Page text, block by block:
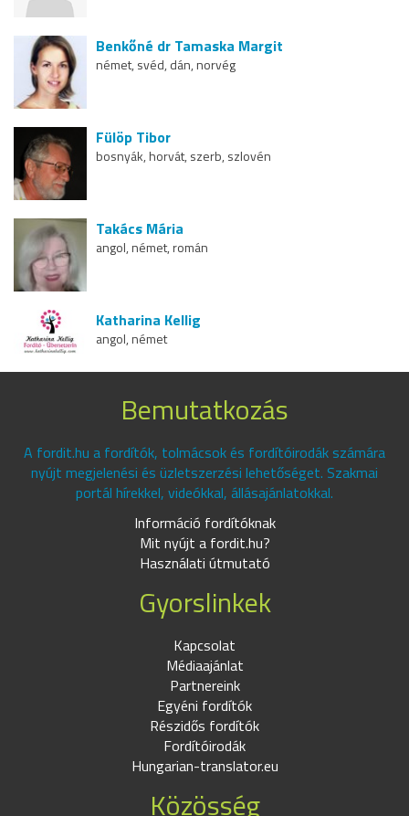
Benkőné dr Tamaska Margit
német, svéd, dán, norvég
Fülöp Tibor
bosnyák, horvát, szerb, szlovén
Takács Mária
angol, német, román
Katharina Kellig
angol, német
Bemutatkozás
A fordit.hu a fordítók, tolmácsok és fordítóirodák számára
nyújt megjelenési és üzletszerzési lehetőséget. Szakmai
portál hírekkel, videókkal, állásajánlatokkal.
Információ fordítóknak
Mit nyújt a fordit.hu?
Használati útmutató
Gyorslinkek
Kapcsolat
Médiaajánlat
Partnereink
Egyéni fordítók
Részidős fordítók
Fordítóirodák
Hungarian-translator.eu
Közösség